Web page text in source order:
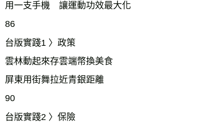
用一支手機 讓運動功效最大化
86
台版實踐1 〉政策
雲林動起來存雲端幣換美食
屏東用街舞拉近青銀距離
90
台版實踐2 〉保險